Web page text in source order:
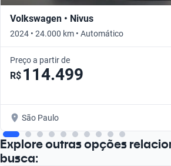
Volkswagen • Nivus
2024 • 24.000 km • Automático
Preço a partir de
R$ 114.499
São Paulo
Explore outras opções
busca: